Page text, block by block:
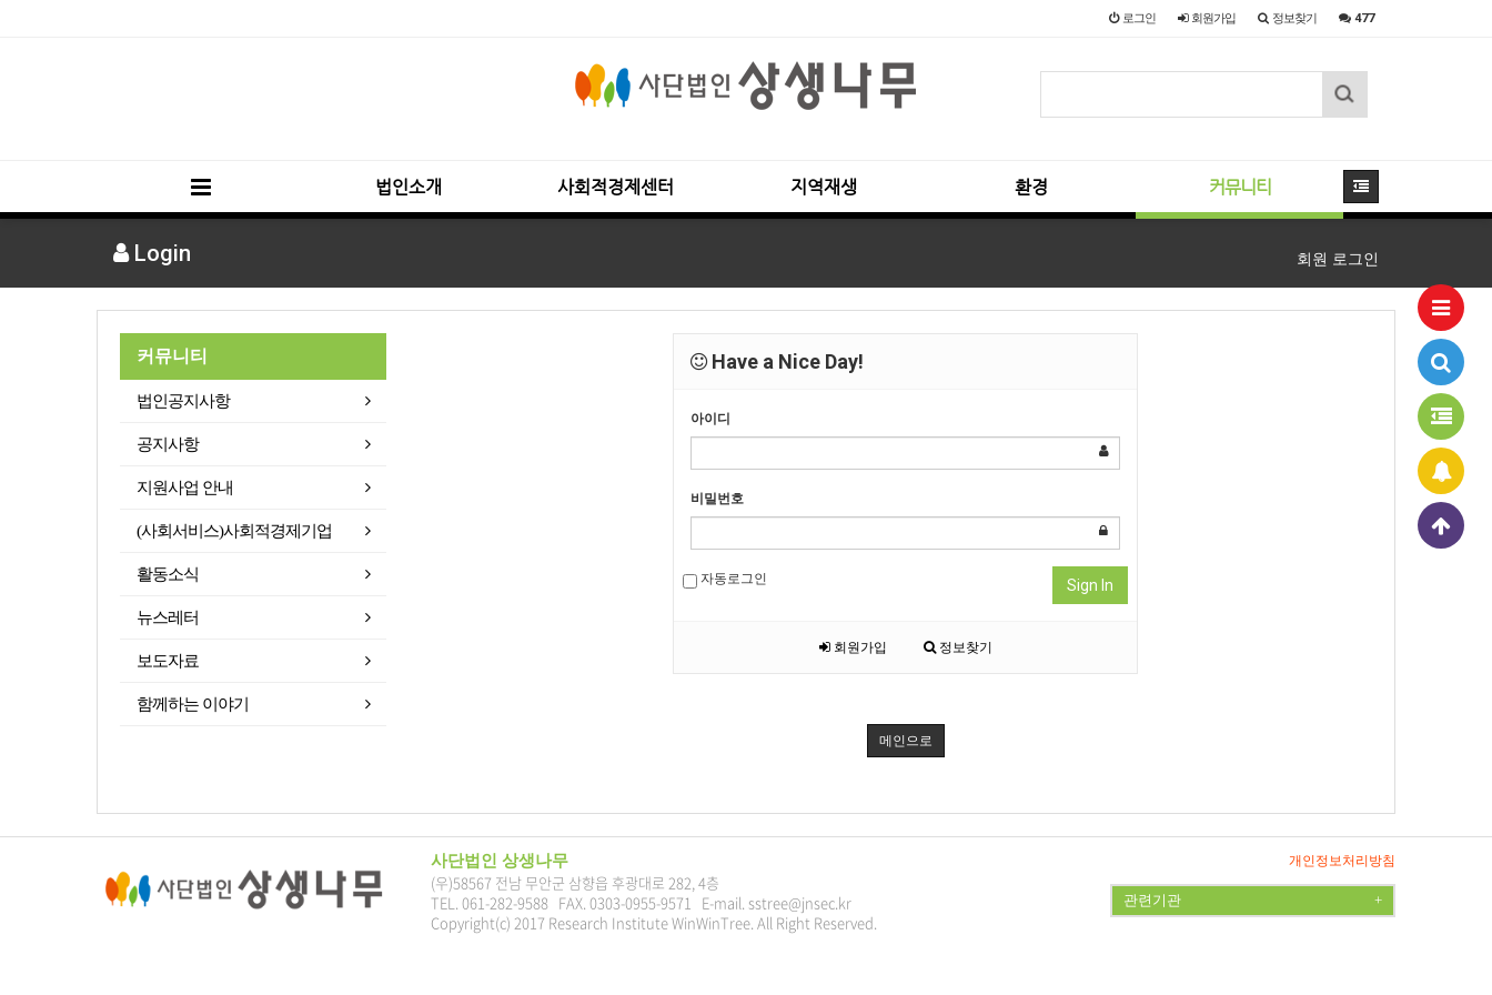
로그인 회원가입 정보찾기 477
법인소개 사회적경제센터 지역재생 환경 커뮤니티
Login 회원 로그인
Have a Nice Day!
아이디
비밀번호
자동로그인 Sign In
회원가입 정보찾기
메인으로
커뮤니티
법인공지사항
공지사항
지원사업 안내
(사회서비스)사회적경제기업
활동소식
뉴스레터
보도자료
함께하는 이야기
사단법인 상생나무
(우)58567 전남 무안군 삼향읍 후광대로 282, 4층
TEL. 061-282-9588 FAX. 0303-0955-9571 E-mail. sstree@jnsec.kr
Copyright(c) 2017 Research Institute WinWinTree. All Right Reserved.
개인정보처리방침
관련기관 +